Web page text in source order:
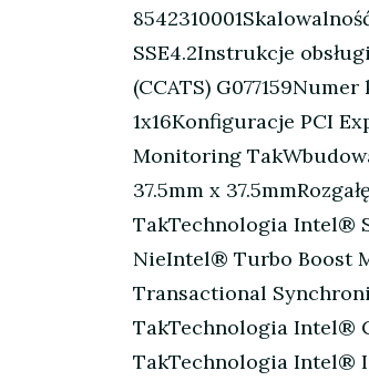
SSE4.2Instrukcje
(CCATS)
1x16Konfiguracje PCI
Monitoring
37.5mm x
TakTechnologia Intel®
NieIntel® Turbo Boost
Transactional
TakTechnologia Intel®
TakTechnologia Intel®